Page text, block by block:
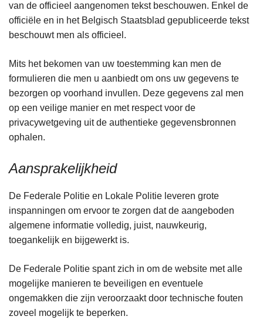
van de officieel aangenomen tekst beschouwen. Enkel de
officiële en in het Belgisch Staatsblad gepubliceerde tekst
beschouwt men als officieel.
Mits het bekomen van uw toestemming kan men de
formulieren die men u aanbiedt om ons uw gegevens te
bezorgen op voorhand invullen. Deze gegevens zal men
op een veilige manier en met respect voor de
privacywetgeving uit de authentieke gegevensbronnen
ophalen.
Aansprakelijkheid
De Federale Politie en Lokale Politie leveren grote
inspanningen om ervoor te zorgen dat de aangeboden
algemene informatie volledig, juist, nauwkeurig,
toegankelijk en bijgewerkt is.
De Federale Politie spant zich in om de website met alle
mogelijke manieren te beveiligen en eventuele
ongemakken die zijn veroorzaakt door technische fouten
zoveel mogelijk te beperken.